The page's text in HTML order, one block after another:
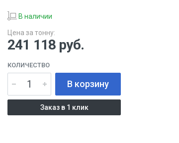
В наличии
Цена за тонну:
241 118 руб.
КОЛИЧЕСТВО
В корзину
Заказ в 1 клик